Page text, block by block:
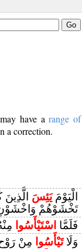
have arange of
a correction.
الْيَوْمَيَئِسَ
تَخْشَوْهُمْ
فَلَمَّا اسْتَيْأَسُوا
وَلَاتَيْأَسُوا مِنْ رَوْحِ